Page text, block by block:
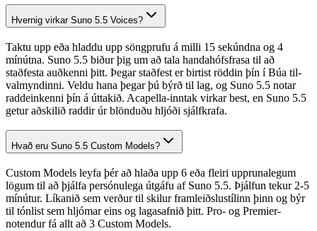
Hvernig virkar Suno 5.5 Voices?
Taktu upp eða hladdu upp söngprufu á milli 15 sekúndna og 4
mínútna. Suno 5.5 biður þig um að tala handahófsfrasa til að
staðfesta auðkenni þitt. Þegar staðfest er birtist röddin þín í Búa til-
valmyndinni. Veldu hana þegar þú býrð til lag, og Suno 5.5 notar
raddeinkenni þín á úttakið. Acapella-inntak virkar best, en Suno 5.5
getur aðskilið raddir úr blönduðu hljóði sjálfkrafa.
Hvað eru Suno 5.5 Custom Models?
Custom Models leyfa þér að hlaða upp 6 eða fleiri upprunalegum
lögum til að þjálfa persónulega útgáfu af Suno 5.5. Þjálfun tekur 2-5
mínútur. Líkanið sem verður til skilur framleiðslustílinn þinn og býr
til tónlist sem hljómar eins og lagasafnið þitt. Pro- og Premier-
notendur fá allt að 3 Custom Models.